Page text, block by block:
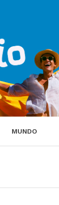
MUNDO